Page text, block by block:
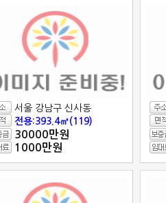
서울 강남구 신사동
전용:393.4㎡(119)
30000만원
1000만원